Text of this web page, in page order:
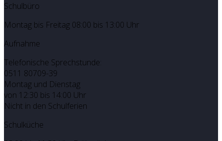
Schulbüro
Montag bis Freitag 08:00 bis 13:00 Uhr
Aufnahme
Telefonische Sprechstunde:
0511 80709-39
Montag und Dienstag
von 12:30 bis 14:00 Uhr
Nicht in den Schulferien
Schulküche